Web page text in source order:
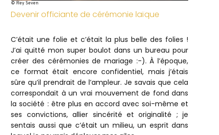
© Rey Seven
Devenir officiante de cérémonie laïque
C’était une folie et c’était la plus belle des folies !
J’ai quitté mon super boulot dans un bureau pour
créer des cérémonies de mariage :-). À l’époque,
ce format était encore confidentiel, mais j’étais
sûre qu’il prendrait de l’ampleur. Je savais que cela
correspondait à un vrai mouvement de fond dans
la société : être plus en accord avec soi-même et
ses convictions, allier sincérité et originalité ; je
sentais aussi que c’était un milieu, un esprit dans